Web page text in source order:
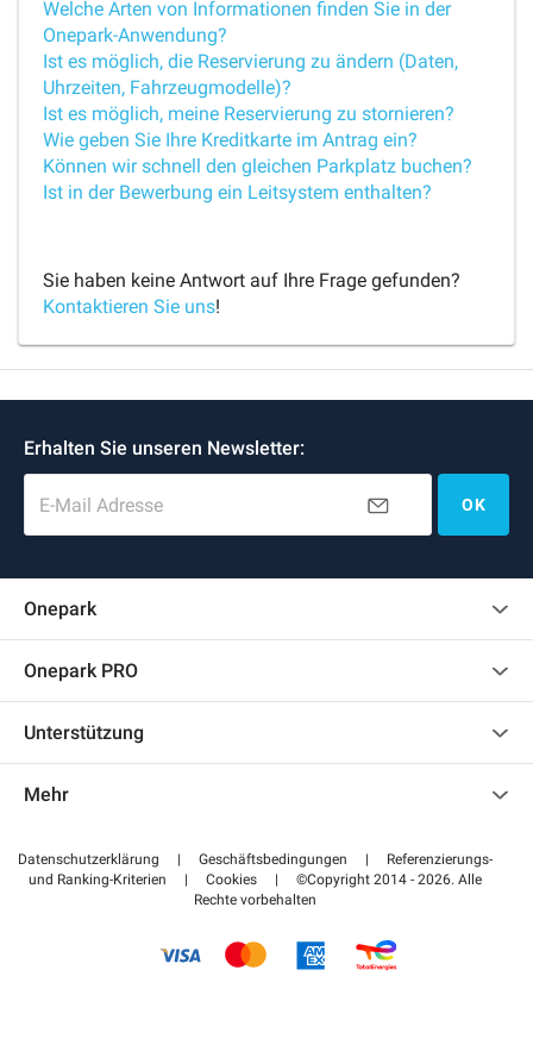
Welche Arten von Informationen finden Sie in der
Onepark-Anwendung?
Ist es möglich, die Reservierung zu ändern (Daten,
Uhrzeiten, Fahrzeugmodelle)?
Ist es möglich, meine Reservierung zu stornieren?
Wie geben Sie Ihre Kreditkarte im Antrag ein?
Können wir schnell den gleichen Parkplatz buchen?
Ist in der Bewerbung ein Leitsystem enthalten?
Sie haben keine Antwort auf Ihre Frage gefunden?
Kontaktieren Sie uns!
Erhalten Sie unseren Newsletter:
E-Mail Adresse OK
Onepark
Impressum
Onepark PRO
Werden Sie unser Partner
Auf meinen Partnerbereich zugreifen
Unterstützung
Bezahlen Sie Ihren Parkplatz FLOW
Mehr
Datenschutzerklärung | Geschäftsbedingungen |
Referenzierungs-
und Ranking-Kriterien
| Cookies |
©Copyright 2014 - 2026. Alle
Rechte vorbehalten